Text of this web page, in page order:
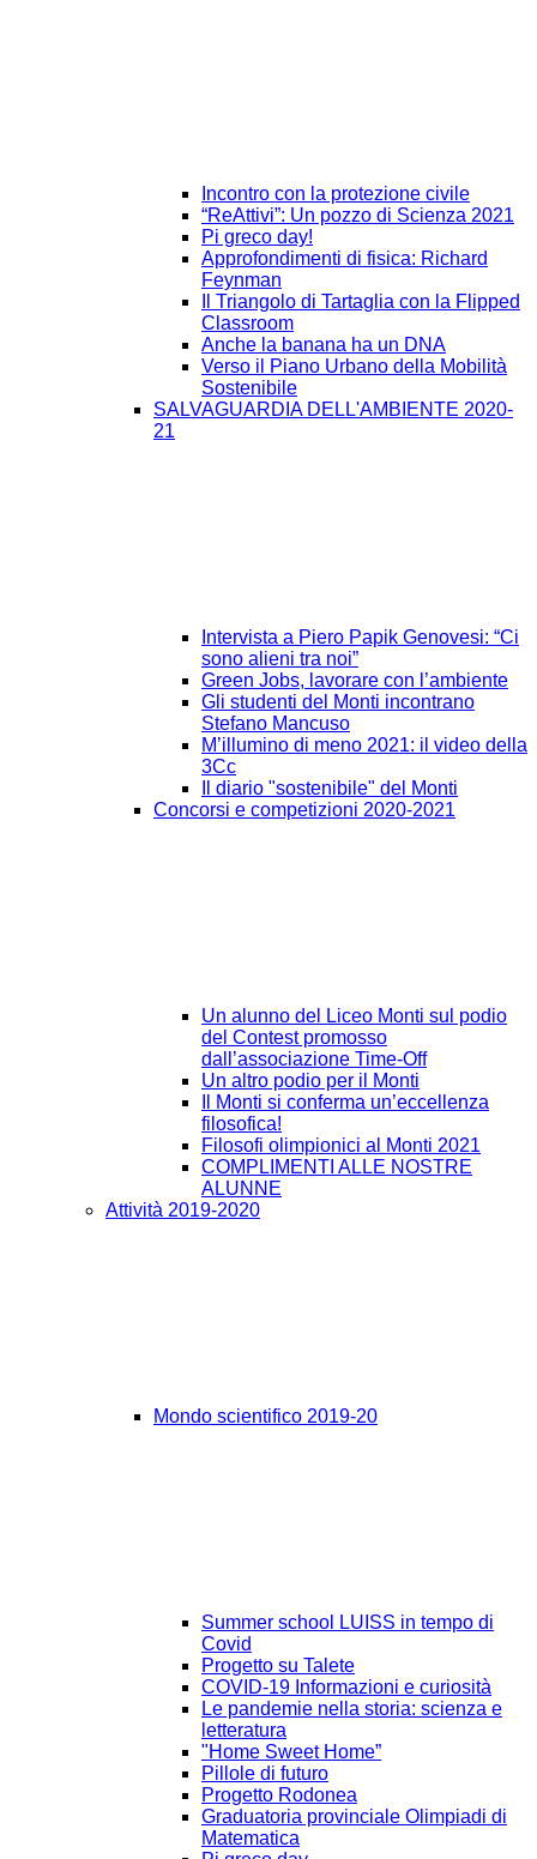
Incontro con la protezione civile
“ReAttivi”: Un pozzo di Scienza 2021
Pi greco day!
Approfondimenti di fisica: Richard
Feynman
Il Triangolo di Tartaglia con la Flipped
Classroom
Anche la banana ha un DNA
Verso il Piano Urbano della Mobilità
Sostenibile
SALVAGUARDIA DELL'AMBIENTE 2020-
21
Intervista a Piero Papik Genovesi: “Ci
sono alieni tra noi”
Green Jobs, lavorare con l’ambiente
Gli studenti del Monti incontrano
Stefano Mancuso
M’illumino di meno 2021: il video della
3Cc
Il diario "sostenibile" del Monti
Concorsi e competizioni 2020-2021
Un alunno del Liceo Monti sul podio
del Contest promosso
dall’associazione Time-Off
Un altro podio per il Monti
Il Monti si conferma un’eccellenza
filosofica!
Filosofi olimpionici al Monti 2021
COMPLIMENTI ALLE NOSTRE
ALUNNE
Attività 2019-2020
Mondo scientifico 2019-20
Summer school LUISS in tempo di
Covid
Progetto su Talete
COVID-19 Informazioni e curiosità
Le pandemie nella storia: scienza e
letteratura
"Home Sweet Home”
Pillole di futuro
Progetto Rodonea
Graduatoria provinciale Olimpiadi di
Matematica